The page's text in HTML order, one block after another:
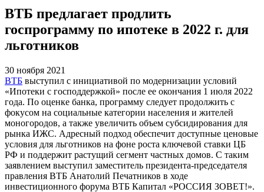
ВТБ предлагает продлить
госпрограмму по ипотеке в 2022 г. для
льготников
30 ноября 2021
ВТБ выступил с инициативой по модернизации условий
«Ипотеки с господдержкой» после ее окончания 1 июля 2022
года. По оценке банка, программу следует продолжить с
фокусом на социальные категории населения и жителей
моногородов, а также увеличить объем субсидирования для
рынка ИЖС. Адресный подход обеспечит доступные ценовые
условия для льготников на фоне роста ключевой ставки ЦБ
РФ и поддержит растущий сегмент частных домов. С таким
заявлением выступил заместитель президента-председателя
правления ВТБ Анатолий Печатников в ходе
инвестиционного форума ВТБ Капитал «РОССИЯ ЗОВЕТ!».